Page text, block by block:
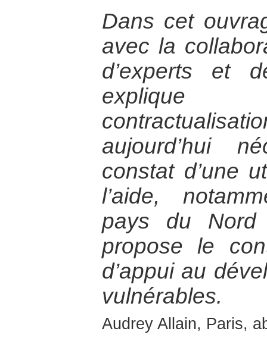
Dans cet
avec la
d’experts et
explique
aujourd’hui
constat d’une
l’aide,
pays du
propose le
d’appui au
vulnérables.
Audrey Allain, Paris,